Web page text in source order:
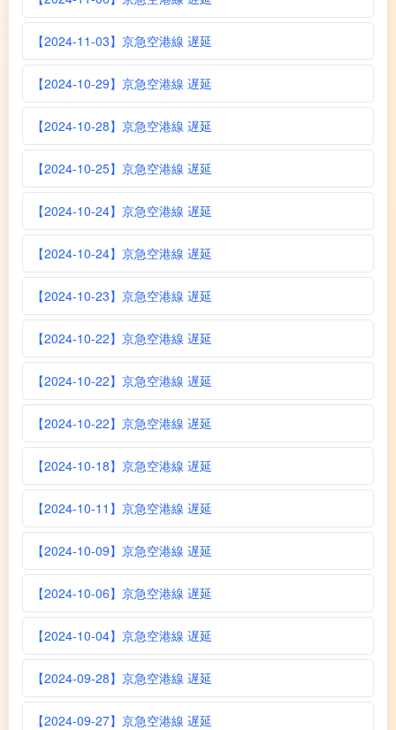
【2024-11-03】京急空港線 遅延
【2024-10-29】京急空港線 遅延
【2024-10-28】京急空港線 遅延
【2024-10-25】京急空港線 遅延
【2024-10-24】京急空港線 遅延
【2024-10-24】京急空港線 遅延
【2024-10-23】京急空港線 遅延
【2024-10-22】京急空港線 遅延
【2024-10-22】京急空港線 遅延
【2024-10-22】京急空港線 遅延
【2024-10-18】京急空港線 遅延
【2024-10-11】京急空港線 遅延
【2024-10-09】京急空港線 遅延
【2024-10-06】京急空港線 遅延
【2024-10-04】京急空港線 遅延
【2024-09-28】京急空港線 遅延
【2024-09-27】京急空港線 遅延